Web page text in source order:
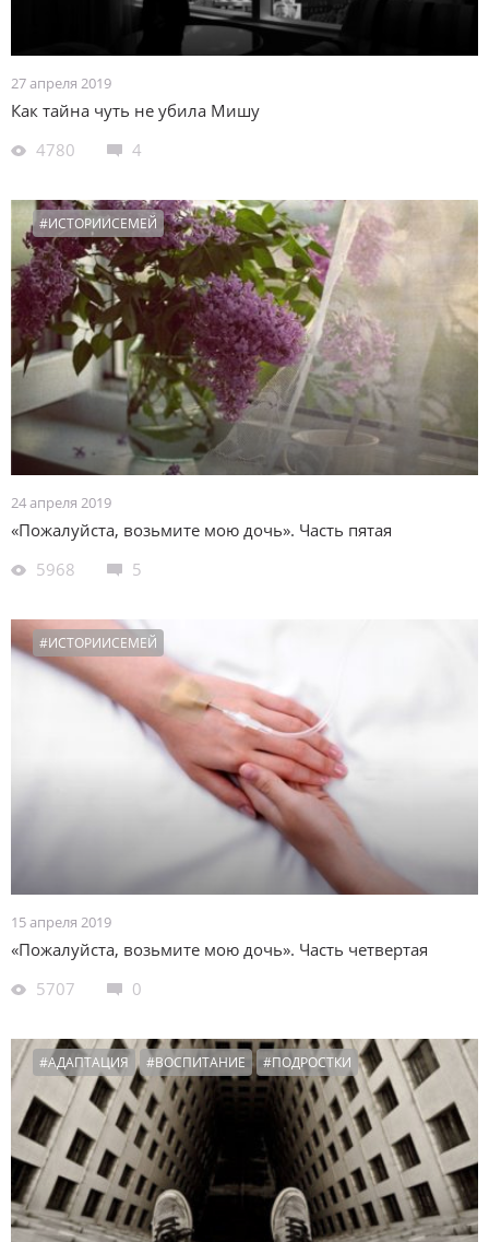
27 апреля 2019
Как тайна чуть не убила Мишу
4780
4
#ИСТОРИИСЕМЕЙ
24 апреля 2019
«Пожалуйста, возьмите мою дочь». Часть пятая
5968
5
#ИСТОРИИСЕМЕЙ
15 апреля 2019
«Пожалуйста, возьмите мою дочь». Часть четвертая
5707
0
#АДАПТАЦИЯ #ВОСПИТАНИЕ #ПОДРОСТКИ